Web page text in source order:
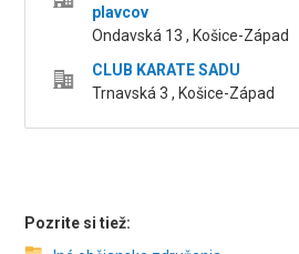
plavcov
Ondavská 13 , Košice-Západ
CLUB KARATE SADU
Trnavská 3 , Košice-Západ
Pozrite si tiež: